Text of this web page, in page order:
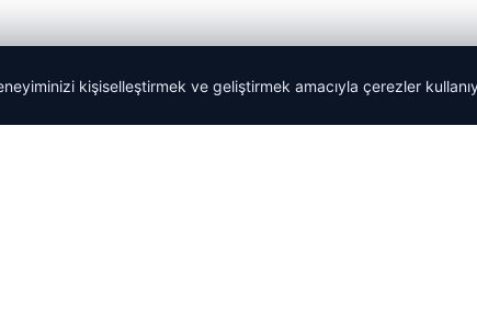
kişiselleştirmek ve geliştirmek amacıyla çerezler